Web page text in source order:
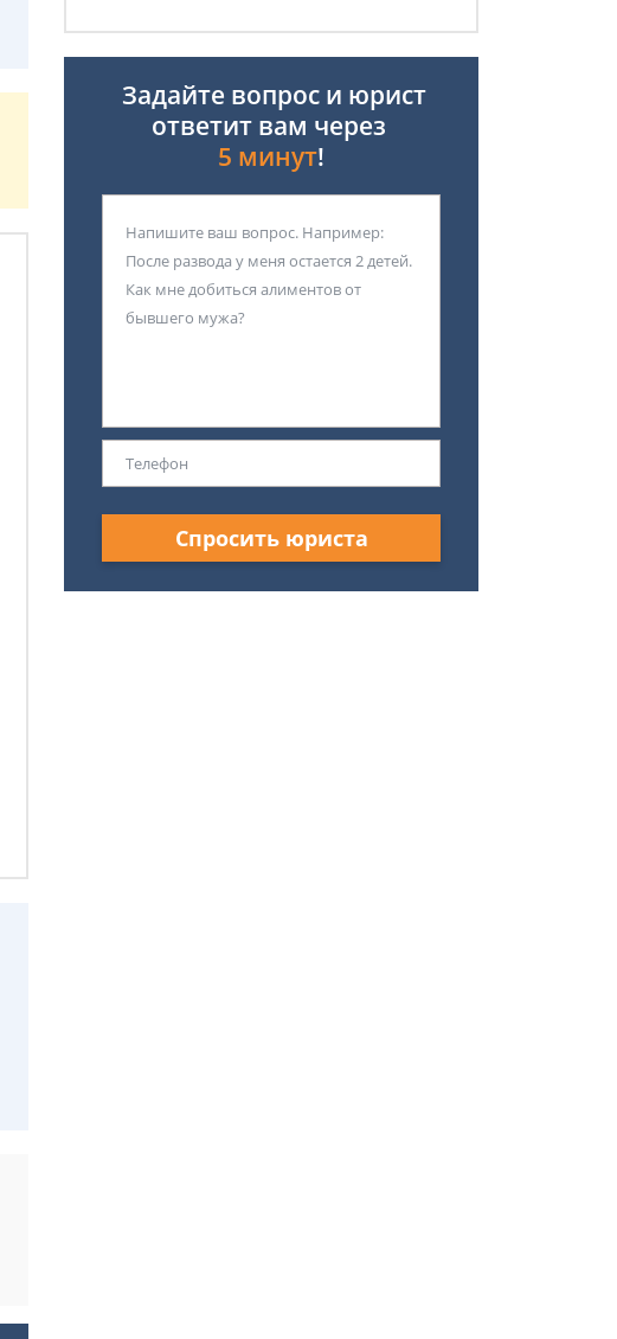
Задайте вопрос и юрист
ответит вам через
5 минут!
Спросить юриста